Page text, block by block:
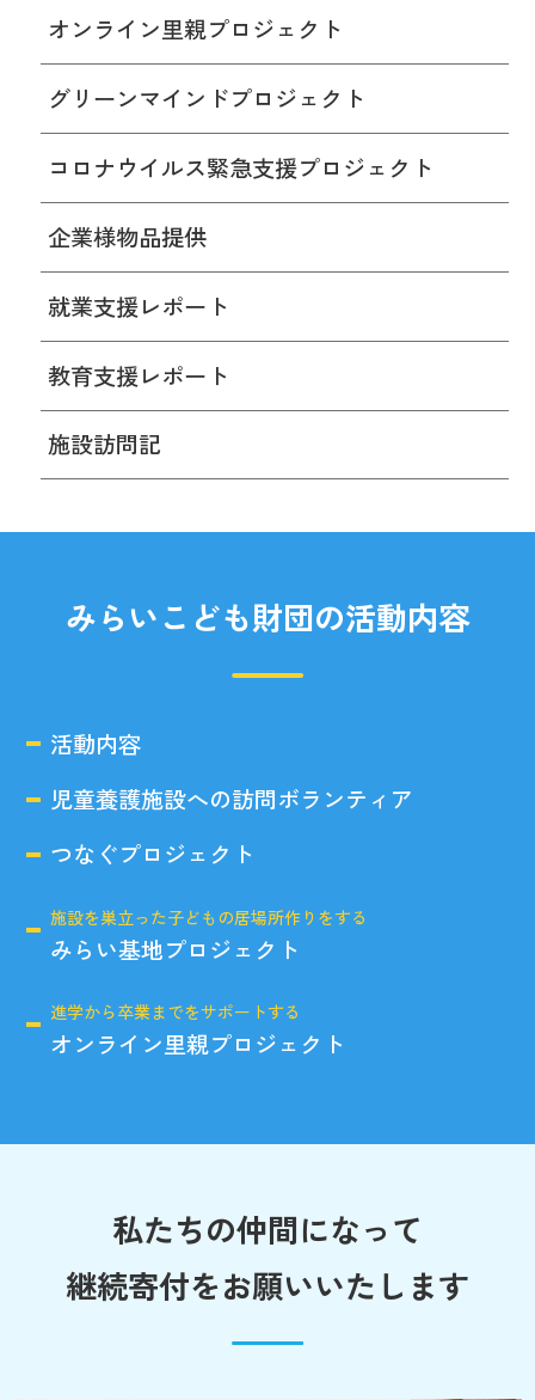
オンライン里親プロジェクト
グリーンマインドプロジェクト
コロナウイルス緊急支援プロジェクト
企業様物品提供
就業支援レポート
教育支援レポート
施設訪問記
みらいこども財団の活動内容
活動内容
児童養護施設への訪問ボランティア
つなぐプロジェクト
施設を巣立った子どもの居場所作りをする
みらい基地プロジェクト
進学から卒業までをサポートする
オンライン里親プロジェクト
私たちの仲間になって
継続寄付をお願いいたします